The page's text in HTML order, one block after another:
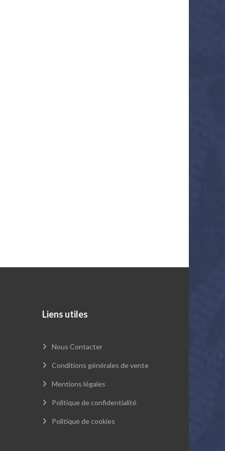
Liens utiles
Nous Contacter
Conditions générales de vente
Mentions légales
Politique de confidentialité
Politique de cookies